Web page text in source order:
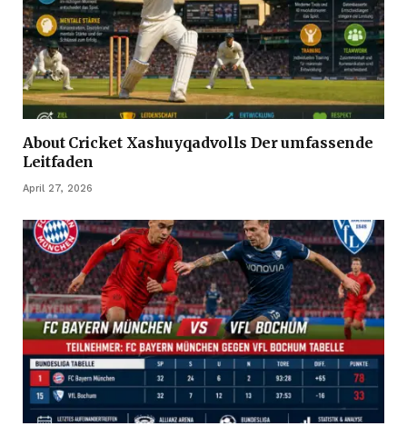
About Cricket Xashuyqadvolls Der umfassende
Leitfaden
April 27, 2026